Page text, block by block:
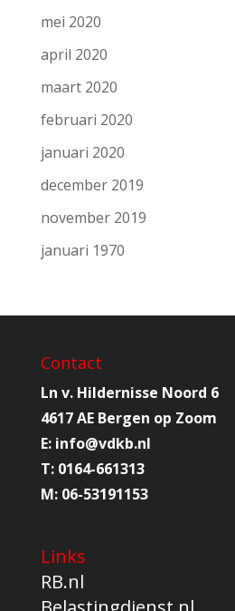
mei 2020
april 2020
maart 2020
februari 2020
januari 2020
december 2019
november 2019
januari 1970
Contact
Ln v. Hildernisse Noord 6
4617 AE Bergen op Zoom
E: info@vdkb.nl
T: 0164-661313
M: 06-53191153
Links
RB.nl